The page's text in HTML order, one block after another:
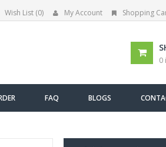
Wish List (0) My Account Shopping
0
FAQ BLOGS